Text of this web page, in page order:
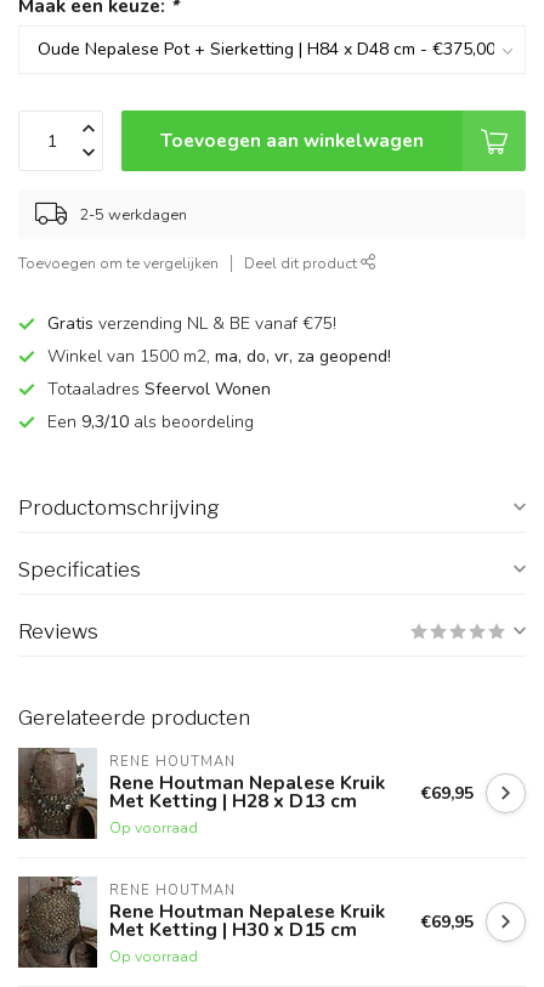
Maak een keuze: *
Toevoegen aan winkelwagen
2-5 werkdagen
Toevoegen om te vergelijken Deel dit product
Gratis verzending NL & BE vanaf €75!
Winkel van 1500 m2, ma, do, vr, za geopend!
Totaaladres Sfeervol Wonen
Een 9,3/10 als beoordeling
Productomschrijving
Specificaties
Reviews
Gerelateerde producten
RENE HOUTMAN
Rene Houtman Nepalese Kruik
Met Ketting | H28 x D13 cm
Op voorraad
€69,95
RENE HOUTMAN
Rene Houtman Nepalese Kruik
Met Ketting | H30 x D15 cm
Op voorraad
€69,95